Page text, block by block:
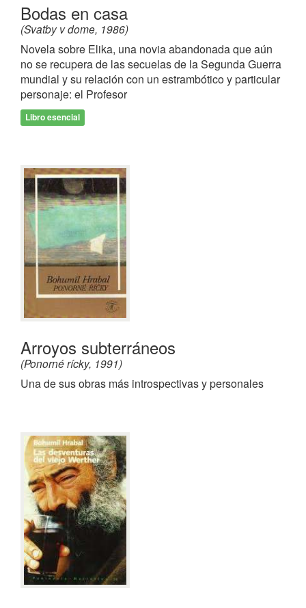
Bodas en casa
(Svatby v dome, 1986)
Novela sobre Elika, una novia abandonada que aún
no se recupera de las secuelas de la Segunda Guerra
mundial y su relación con un estrambótico y particular
personaje: el Profesor
Libro esencial
Arroyos subterráneos
(Ponorné rícky, 1991)
Una de sus obras más introspectivas y personales